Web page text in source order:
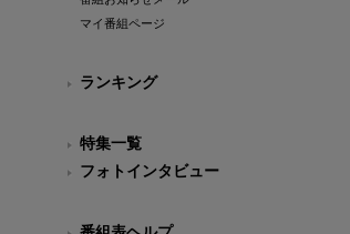
マイ番組ページ
ランキング
特集一覧
フォトインタビュー